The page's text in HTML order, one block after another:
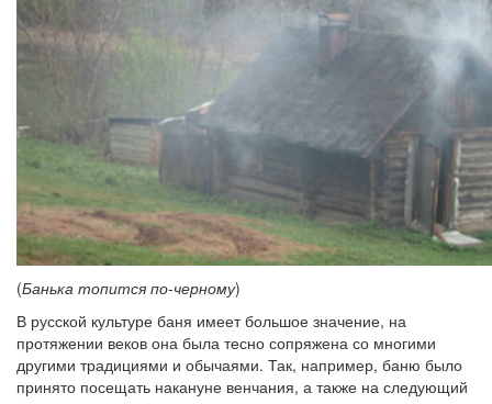
(Банька топится по-черному)
В русской культуре баня имеет большое значение, на
протяжении веков она была тесно сопряжена со многими
другими традициями и обычаями. Так, например, баню было
принято посещать накануне венчания, а также на следующий